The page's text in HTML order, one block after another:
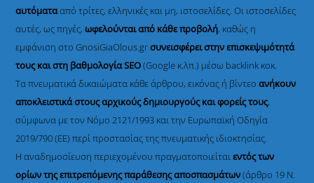
αυτόματααπό τρίτες, ελληνικές και μη, ιστοσελίδες. Οι ιστοσελίδες
αυτές, ως πηγές,ωφελούνται από κάθε προβολή, καθώς η
εμφάνιση στο GnosiGiaOlous.grσυνεισφέρει στην επισκεψιμότητά
τους και στη βαθμολογία SEO(Google κ.λπ.) μέσω backlink κοκ.
Τα πνευματικά δικαιώματα κάθε άρθρου, εικόνας ή βίντεοανήκουν
αποκλειστικά στους αρχικούς δημιουργούς και φορείς τους,
σύμφωνα με τον Νόμο 2121/1993 και την Ευρωπαϊκή Οδηγία
2019/790 (ΕΕ) περί προστασίας της πνευματικής ιδιοκτησίας.
Η αναδημοσίευση περιεχομένου πραγματοποιείταιεντός των
ορίων της επιτρεπόμενης παράθεσης αποσπασμάτων(άρθρο 19 Ν.